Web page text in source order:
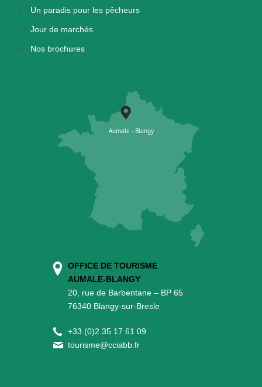
Un paradis pour les pêcheurs
Jour de marchés
Nos brochures
OFFICE DE TOURISME
AUMALE-BLANGY
20, rue de Barbentane – BP 65
76340 Blangy-sur-Bresle
+33 (0)2 35 17 61 09
tourisme@cciabb.fr